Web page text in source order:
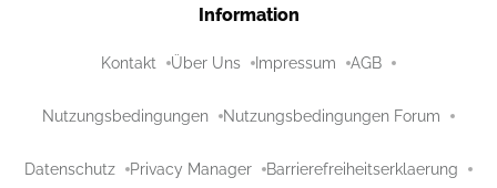
Information
Kontakt Über Uns Impressum AGB
Nutzungsbedingungen Nutzungsbedingungen Forum
Datenschutz Privacy Manager Barrierefreiheitserklaerung